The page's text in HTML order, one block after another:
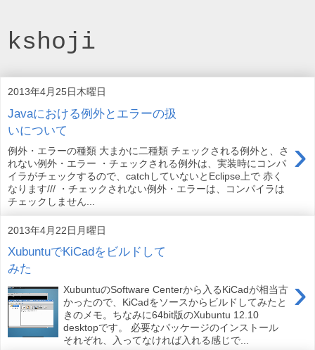
kshoji
2013年4月25日木曜日
Javaにおける例外とエラーの扱
いについて
›
例外・エラーの種類 大まかに二種類 チェックされる例外と、さ
れない例外・エラー ・チェックされる例外は、実装時にコンパ
イラがチェックするので、catchしていないとEclipse上で 赤く
なります/// ・チェックされない例外・エラーは、コンパイラは
チェックしません...
2013年4月22日月曜日
XubuntuでKiCadをビルドして
みた
›
XubuntuのSoftware Centerから入るKiCadが相当古
かったので、KiCadをソースからビルドしてみたと
きのメモ。ちなみに64bit版のXubuntu 12.10
desktopです。 必要なパッケージのインストール
それぞれ、入ってなければ入れる感じで...